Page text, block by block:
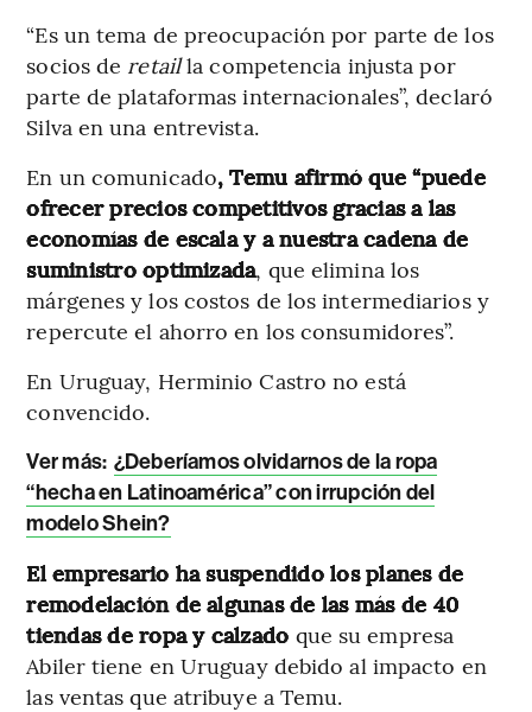
“Es un tema de preocupación por parte de los
socios de retailla competencia injusta por
parte de plataformas internacionales”, declaró
Silva en una entrevista.
En un comunicado, Temu afirmó que “puede
ofrecer precios competitivos gracias a las
economías de escala y a nuestra cadena de
suministro optimizada, que elimina los
márgenes y los costos de los intermediarios y
repercute el ahorro en los consumidores”.
En Uruguay, Herminio Castro no está
convencido.
Ver más: ¿Deberíamos olvidarnos de la ropa
“hecha en Latinoamérica” con irrupción del
modelo Shein?
El empresario ha suspendido los planes de
remodelación de algunas de las más de 40
tiendas de ropa y calzado que su empresa
Abiler tiene en Uruguay debido al impacto en
las ventas que atribuye a Temu.